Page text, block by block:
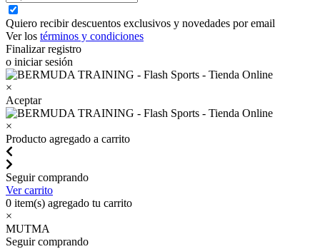
Quiero recibir descuentos exclusivos y novedades por email
Ver los términos y condiciones
Finalizar registro
o iniciar sesión
×
Aceptar
×
Producto agregado a carrito
Seguir comprando
Ver carrito
0 item(s) agregado tu carrito
×
MUTMA
Seguir comprando